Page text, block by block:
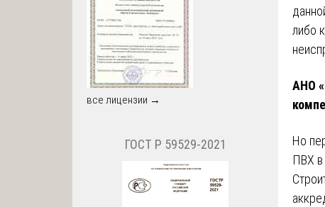
либо
АНО
Но
ПВХ в
все лицензии →
ГОСТ Р 59529-2021